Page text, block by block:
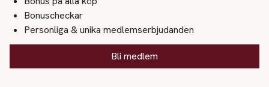
Bonuscheckar
Personliga & unika medlemserbjudanden
Bli medlem